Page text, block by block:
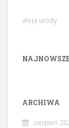
aleja urody
ARCHIWA
sierpień